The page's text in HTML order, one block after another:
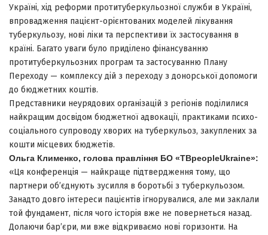
Україні, хід реформи протитуберкульозної служби в Україні,
впровадження пацієнт-орієнтованих моделей лікування
туберкульозу, нові ліки та перспективи їх застосування в
країні. Багато уваги було приділено фінансуванню
протитуберкульозних програм та застосуванню Плану
Переходу — комплексу дій з переходу з донорської допомоги
до бюджетних коштів.
Представники неурядових організацій з регіонів поділилися
найкращим досвідом бюджетної адвокації, практиками психо-
соціального супроводу хворих на туберкульоз, закуплених за
кошти місцевих бюджетів.
Ольга Клименко, голова правління БО «TBpeopleUkraine»:
«Ця конференція — найкраще підтвердження тому, що
партнери об’єднують зусилля в боротьбі з туберкульозом.
Занадто довго інтереси пацієнтів ігнорувалися, але ми заклали
той фундамент, після чого історія вже не повернеться назад.
Долаючи бар’єри, ми вже відкриваємо нові горизонти. На